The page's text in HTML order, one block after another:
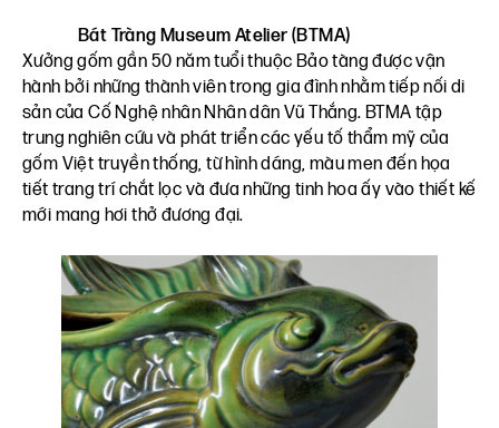
Bát Tràng Museum Atelier (BTMA)
Xưởng gốm gần 50 năm tuổi thuộc Bảo tàng được vận
hành bởi những thành viên trong gia đình nhằm tiếp nối di
sản của Cố Nghệ nhân Nhân dân Vũ Thắng. BTMA tập
trung nghiên cứu và phát triển các yếu tố thẩm mỹ của
gốm Việt truyền thống, từ hình dáng, màu men đến họa
tiết trang trí chắt lọc và đưa những tinh hoa ấy vào thiết kế
mới mang hơi thở đương đại.